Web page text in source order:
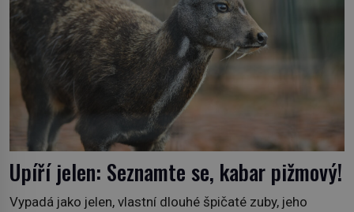
Upíří jelen: Seznamte se, kabar pižmový!
Vypadá jako jelen, vlastní dlouhé špičaté zuby, jeho